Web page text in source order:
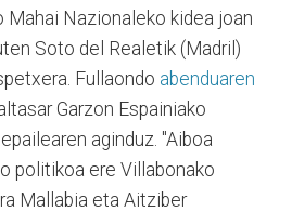
Mahai Nazionaleko kidea joan
Soto del Realetik (Madril)
Fullaondo abenduaren
Garzon Espainiako
aginduz. "Aiboa
politikoa ere Villabonako
Mallabia eta Aitziber